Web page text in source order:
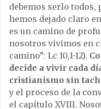
debemos serlo todos,
hemos dejado claro
es un camino de
nosotros vivimos en
camino”: Lc 10,1-12).
decide a vivir cada
cristianismo sin
y el proceso de la
el capítulo XVIII.